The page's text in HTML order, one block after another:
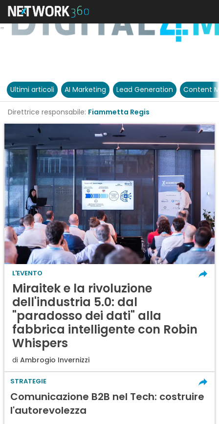
Ultimi articoli AI Marketing Lead Generation Content
Direttrice responsabile: Fiammetta Regis
L'EVENTO
Miraitek e la rivoluzione
dell'industria 5.0: dal
"paradosso dei dati" alla
fabbrica intelligente con Robin
Whispers
di Ambrogio Invernizzi
STRATEGIE
Comunicazione B2B nel Tech: costruire
l'autorevolezza